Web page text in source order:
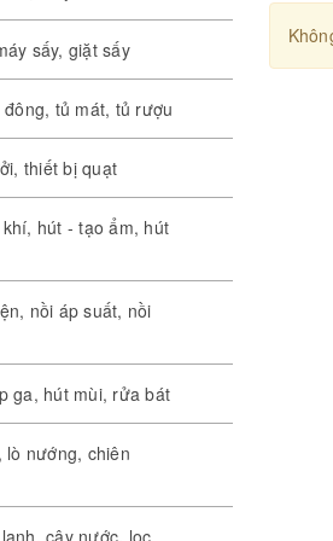
sấy, giặt sấy
tủ mát, tủ rượu
thiết bị quạt
hút - tạo ẩm, hút
nồi áp suất, nồi
ga, hút mùi, rửa bát
lò nướng, chiên
cây nước, lọc